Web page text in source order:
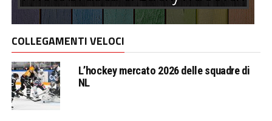
COLLEGAMENTI VELOCI
L’hockey mercato 2026 delle squadre di
NL